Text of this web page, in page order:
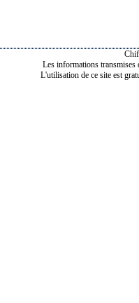
Les informations transmises
L'utilisation de ce site est